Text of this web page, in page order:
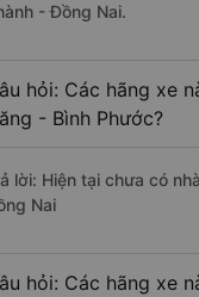
- Đồng Nai.
hỏi: Các hãng xe
- Bình Phước?
lời: Hiện tại chưa có
Nai
hỏi: Các hãng xe